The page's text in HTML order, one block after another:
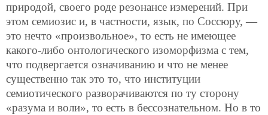
природой, своего роде резонансе измерений. При
этом семиозис и, в частности, язык, по Соссюру, —
это нечто «произвольное», то есть не имеющее
какого-либо онтологического изоморфизма с тем,
что подвергается означиванию и что не менее
существенно так это то, что институции
семиотического разворачиваются по ту сторону
«разума и воли», то есть в бессознательном. Но в то